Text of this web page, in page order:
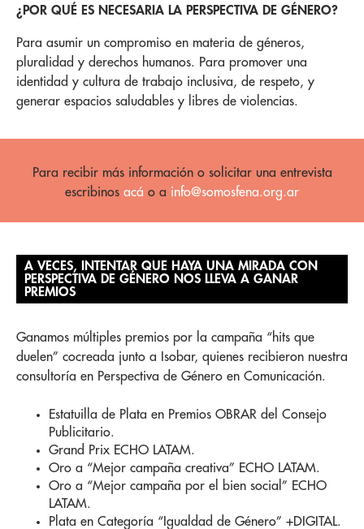
¿POR QUÉ ES NECESARIA LA PERSPECTIVA DE GÉNERO?
Para asumir un compromiso en materia de géneros,
pluralidad y derechos humanos. Para promover una
identidad y cultura de trabajo inclusiva, de respeto, y
generar espacios saludables y libres de violencias.
Para recibir más información o solicitar una entrevista
escribinos acá o a info@somosfena.org.ar
A VECES, INTENTAR QUE HAYA UNA MIRADA CON
PERSPECTIVA DE GÉNERO NOS LLEVA A GANAR
PREMIOS
Ganamos múltiples premios por la campaña “hits que
duelen” cocreada junto a Isobar, quienes recibieron nuestra
consultoría en Perspectiva de Género en Comunicación.
Estatuilla de Plata en Premios OBRAR del Consejo
Publicitario.
Grand Prix ECHO LATAM.
Oro a “Mejor campaña creativa” ECHO LATAM.
Oro a “Mejor campaña por el bien social” ECHO
LATAM.
Plata en Categoría “Igualdad de Género” +DIGITAL.